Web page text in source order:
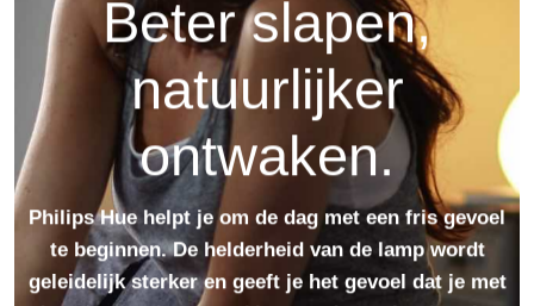
Beter slapen,
natuurlijker
ontwaken.
Philips Hue helpt je om de dag met een fris gevoel
te beginnen. De helderheid van de lamp wordt
geleidelijk sterker en geeft je het gevoel dat je met